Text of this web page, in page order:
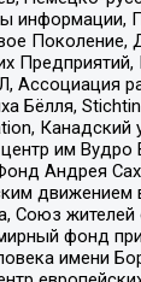
информации,
Бёлля,
им Вудро
Андрея
движением
Союз
фонд
имени